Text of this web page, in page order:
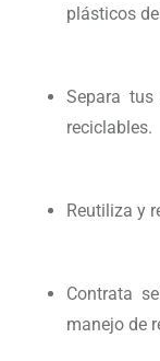
plásticos
Separa
reciclables.
Reutiliza y
Contrata
manejo de